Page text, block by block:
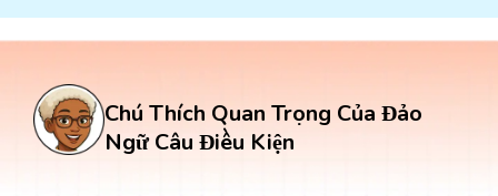
Chú Thích Quan Trọng Của Đảo
Ngữ Câu Điều Kiện